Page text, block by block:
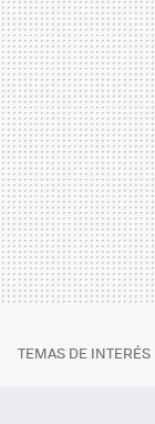
TEMAS DE INTERÉS